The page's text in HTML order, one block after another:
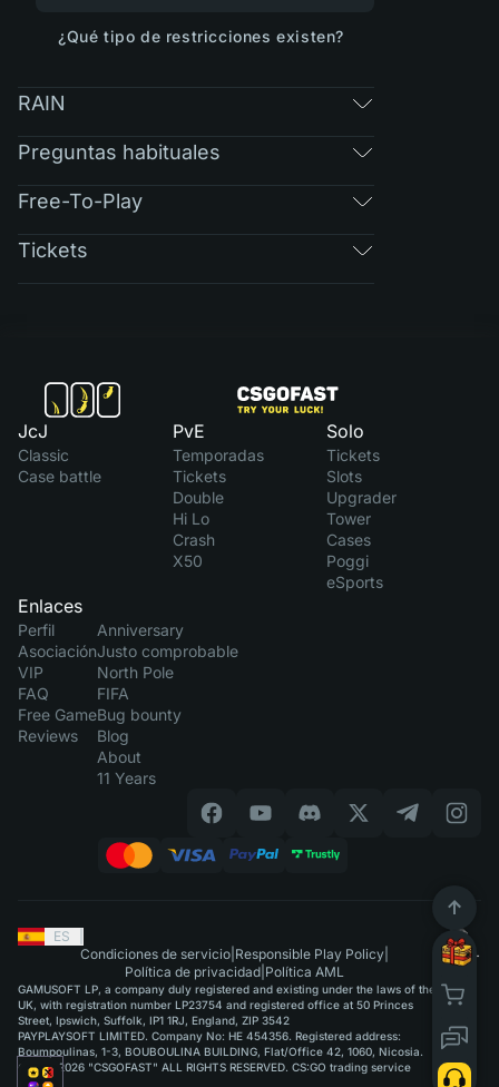
¿Qué tipo de restricciones existen?
RAIN
Preguntas habituales
Free-To-Play
Tickets
JcJ
Classic
Case battle
PvE
Temporadas
Tickets
Double
Hi Lo
Crash
X50
Solo
Tickets
Slots
Upgrader
Tower
Cases
Poggi
eSports
Enlaces
Perfil
Asociación
VIP
FAQ
Free Game
Reviews
Anniversary
Justo comprobable
North Pole
FIFA
Bug bounty
Blog
About
11 Years
ES
Condiciones de servicio| Responsible Play Policy|
Política de privacidad| Política AML
GAMUSOFT LP, a company duly registered and existing under the laws of the
UK, with registration number LP23754 and registered office at 50 Princes
Street, Ipswich, Suffolk, IP1 1RJ, England, ZIP 3542
PAYPLAYSOFT LIMITED. Company No: HE 454356. Registered address:
Boumpoulinas, 1-3, BOUBOULINA BUILDING, Flat/Office 42, 1060, Nicosia.
©2015-2026 "CSGOFAST" ALL RIGHTS RESERVED. CS:GO trading service